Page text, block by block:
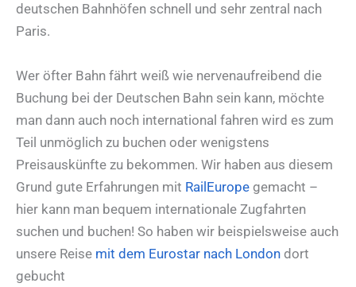
deutschen Bahnhöfen schnell und sehr zentral nach
Paris.
Wer öfter Bahn fährt weiß wie nervenaufreibend die
Buchung bei der Deutschen Bahn sein kann, möchte
man dann auch noch international fahren wird es zum
Teil unmöglich zu buchen oder wenigstens
Preisauskünfte zu bekommen. Wir haben aus diesem
Grund gute Erfahrungen mit RailEurope gemacht –
hier kann man bequem internationale Zugfahrten
suchen und buchen! So haben wir beispielsweise auch
unsere Reise mit dem Eurostar nach London dort
gebucht